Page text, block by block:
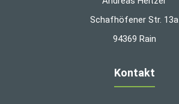
Schafhöfener Str. 13a
94369 Rain
Kontakt